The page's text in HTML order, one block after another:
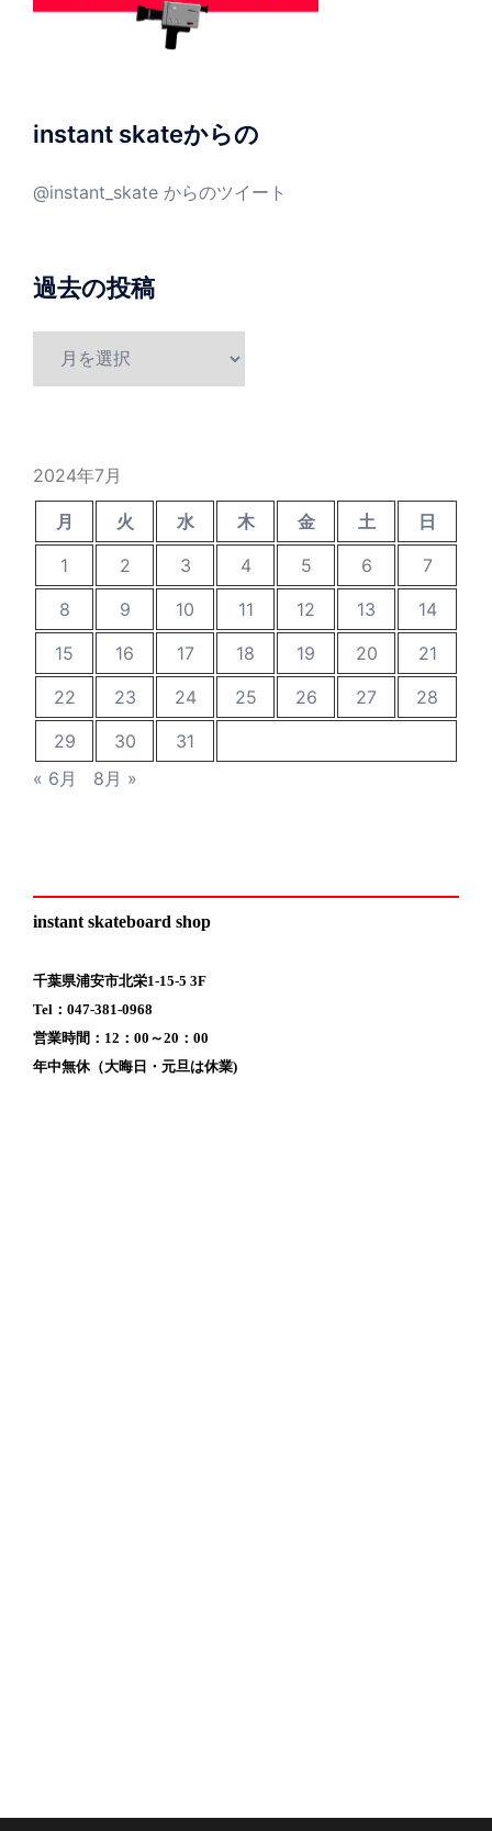
instant skateからの
@instant_skate からのツイート
過去の投稿
2024年7月
月 火 水 木 金 土
日
1
2 3 4 5 6
7
8
9 10 11 12 13
14
15
16 17 18 19 20
21
22
23 24 25 26 27
28
29
30
31
« 6月
8月 »
instant skateboard shop
千葉県浦安市北栄1-15-5 3F
Tel：047-381-0968
営業時間：12：00～20：00
年中無休（大晦日・元旦は休業)